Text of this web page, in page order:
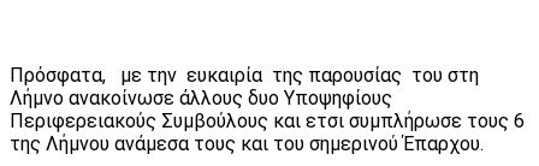
Πρόσφατα, με την ευκαιρία της παρουσίας του στη
Λήμνο ανακοίνωσε άλλους δυο Υποψηφίους
Περιφερειακούς Συμβούλους και ετσι συμπλήρωσε τους 6
της Λήμνου ανάμεσα τους και του σημερινού Έπαρχου.